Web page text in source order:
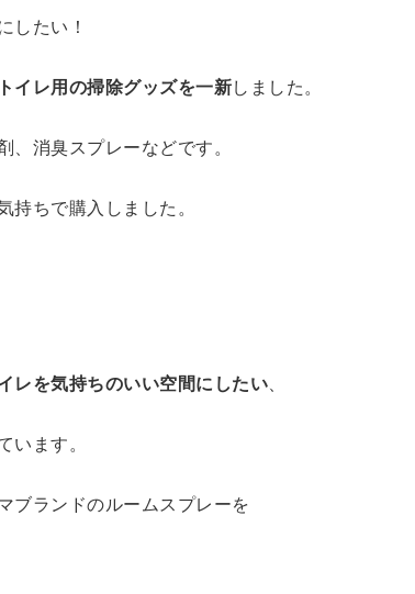
したい！
トイレ用の掃除グッズを一新しました。
消臭スプレーなどです。
ちで購入しました。
レを気持ちのいい空間にしたい、
ます。
ブランドのルームスプレーを